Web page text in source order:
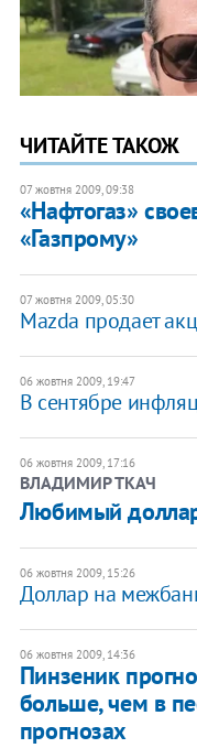
ЧИТАЙТЕ ТАКОЖ
07 жовтня 2009, 09:38
«Нафтогаз»
«Газпрому»
07 жовтня 2009, 05:30
Mazda продает
06 жовтня 2009, 19:47
В сентябре
06 жовтня 2009, 17:16
ВЛАДИМИР ТКАЧ
Любимый
06 жовтня 2009, 15:26
Доллар на
06 жовтня 2009, 14:36
Пинзеник
больше, чем в
прогнозах